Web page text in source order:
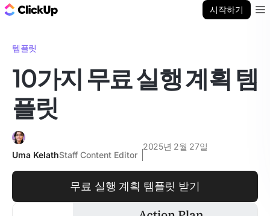
시작하기
템플릿
10가지 무료 실행 계획 템
플릿
Uma KelathStaff Content Editor
2025년 2월 27일
무료 실행 계획 템플릿 받기